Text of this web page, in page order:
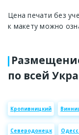
Цена печати без
к макету можно
по всей
Кропивницкий
Северодонецк